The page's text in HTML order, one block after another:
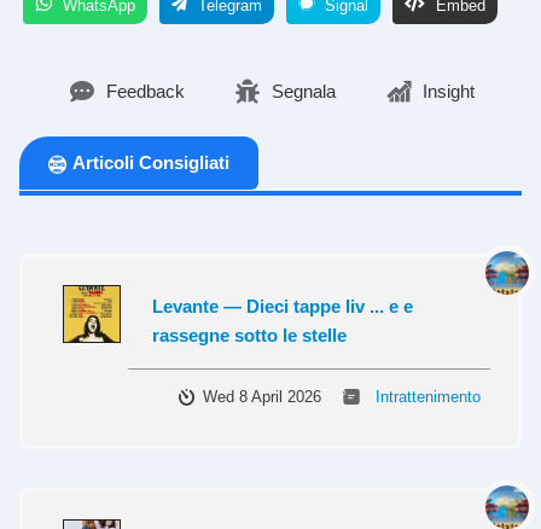
WhatsApp Telegram Signal Embed
Feedback Segnala Insight
Articoli Consigliati
Levante — Dieci tappe liv ... e e
rassegne sotto le stelle
Wed 8 April 2026 Intrattenimento